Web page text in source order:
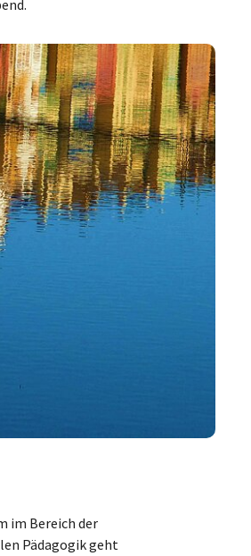
im Bereich der
Pädagogik geht